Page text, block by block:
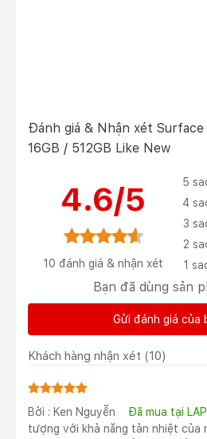
Đánh giá & Nhận xét
16GB / 512GB Like New
4.6/5
10 đánh giá & nhận xét
5
4
3
2
1
Bạn đã dùng sản
Gửi đánh giá của
Khách hàng nhận xét (10)
Bởi : Ken Nguyễn Đã mua tại
tượng với khả năng tản nhiệt của